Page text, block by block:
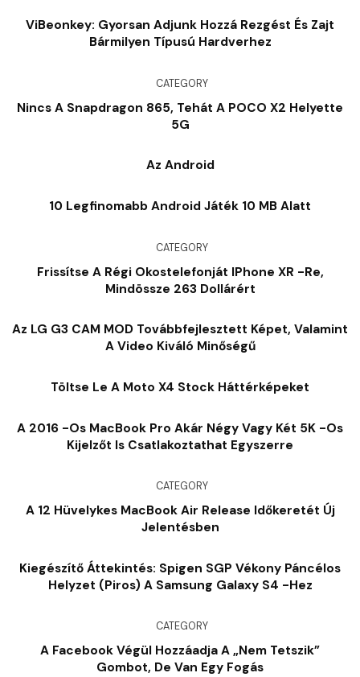
ViBeonkey: Gyorsan Adjunk Hozzá Rezgést És Zajt
Bármilyen Típusú Hardverhez
CATEGORY
Nincs A Snapdragon 865, Tehát A POCO X2 Helyette
5G
Az Android
10 Legfinomabb Android Játék 10 MB Alatt
CATEGORY
Frissítse A Régi Okostelefonját IPhone XR -re,
Mindössze 263 Dollárért
Az LG G3 CAM MOD Továbbfejlesztett Képet, Valamint
A Video Kiváló Minőségű
Töltse Le A Moto X4 Stock Háttérképeket
A 2016 -os MacBook Pro Akár Négy Vagy Két 5K -os
Kijelzőt Is Csatlakoztathat Egyszerre
CATEGORY
A 12 Hüvelykes MacBook Air Release Időkeretét Új
Jelentésben
Kiegészítő Áttekintés: Spigen SGP Vékony Páncélos
Helyzet (piros) A Samsung Galaxy S4 -hez
CATEGORY
A Facebook Végül Hozzáadja A „Nem Tetszik”
Gombot, De Van Egy Fogás